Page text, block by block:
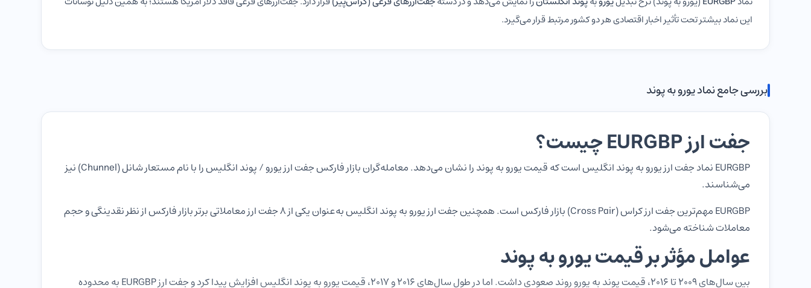
این نماد بیشتر تحت تأثیر اخبار اقتصادی هر دو کشور مرتبط قرار می‌گیرد.
بررسی جامع نماد یورو به پوند
جفت ارز EURGBP چیست؟
EURGBP نماد جفت ارز یورو به پوند انگلیس است که قیمت یورو به پوند را نشان می‌دهد. معامله‌گران بازار فارکس جفت ارز یورو / پوند انگلیس را با نام مستعار شانل (Chunnel) نیز
می‌شناسند.
EURGBP مهم‌ترین جفت ارز کراس (Cross Pair) بازار فارکس است. همچنین جفت ارز یورو به پوند انگلیس به‌عنوان یکی از 8 جفت ارز معاملاتی برتر بازار فارکس از نظر نقدینگی و حجم
معاملات شناخته می‌شود.
عوامل مؤثر بر قیمت یورو به پوند
بین سال‌های 2009 تا 2016، قیمت پوند به یورو روند صعودی داشت. اما در طول سال‌های 2016 و 2017، قیمت یورو به پوند انگلیس افزایش پیدا کرد و جفت ارز EURGBP به محدوده